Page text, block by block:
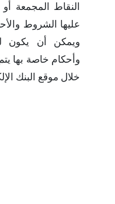
النقاط المجمعة
عليها الشروط
ويمكن أن يكون
وأحكام خاصة بها
خلال موقع البنك